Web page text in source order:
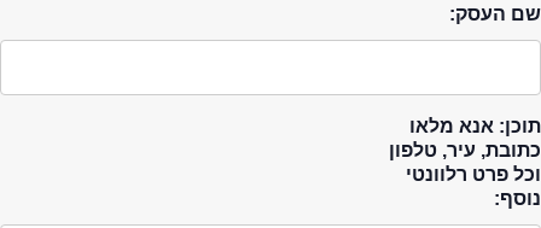
שם העסק:
תוכן: אנא מלאו
כתובת, עיר, טלפון
וכל פרט רלוונטי
נוסף: